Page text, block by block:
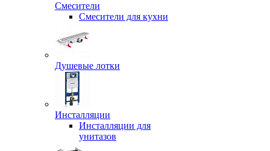
Смесители
Смесители для кухни
Душевые лотки
Инсталляции
Инсталляции для
унитазов